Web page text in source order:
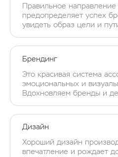
Правильное направление
предопределяет успех
увидеть образ цели и
Брендинг
Это красивая система
эмоциональных и
Вдохновляем бренды и
Дизайн
Хороший дизайн
впечатление и рождает